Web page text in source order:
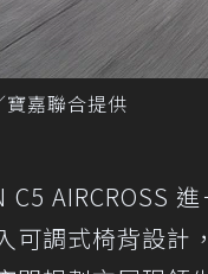
寶嘉聯合提供
AIRCROSS
可調式椅背設計